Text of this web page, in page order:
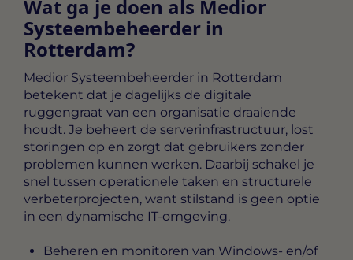
Wat ga je doen als Medior
Systeembeheerder in
Rotterdam?
Medior Systeembeheerder in Rotterdam
betekent dat je dagelijks de digitale
ruggengraat van een organisatie draaiende
houdt. Je beheert de serverinfrastructuur, lost
storingen op en zorgt dat gebruikers zonder
problemen kunnen werken. Daarbij schakel je
snel tussen operationele taken en structurele
verbeterprojecten, want stilstand is geen optie
in een dynamische IT-omgeving.
Beheren en monitoren van Windows- en/of